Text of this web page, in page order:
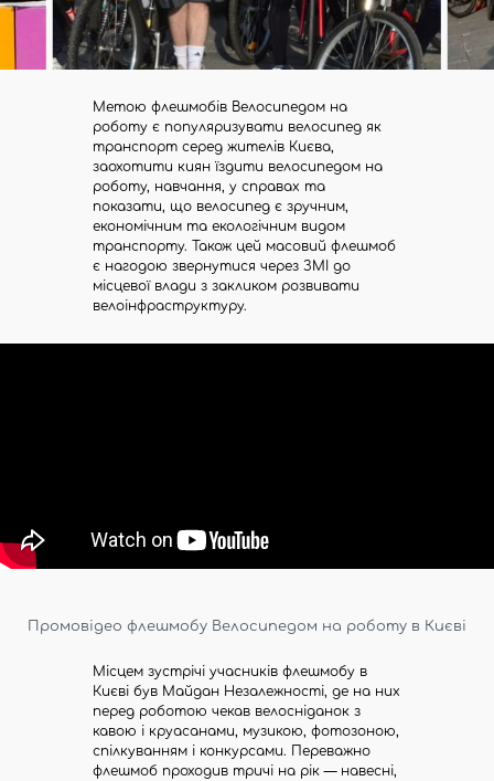
Київ,
вул.
Метою флешмобів Велосипедом на
роботу є популяризувати велосипед як
транспорт серед жителів Києва,
заохотити киян їздити велосипедом на
роботу, навчання, у справах та
показати, що велосипед є зручним,
економічним та екологічним видом
транспорту. Також цей масовий флешмоб
є нагодою звернутися через ЗМІ до
місцевої влади з закликом розвивати
велоінфраструктуру.
Промовідео флешмобу Велосипедом на роботу в Києві
Місцем зустрічі учасників флешмобу в
Києві був Майдан Незалежності, де на них
перед роботою чекав велосніданок з
кавою і круасанами, музикою, фотозоною,
спілкуванням і конкурсами. Переважно
флешмоб проходив тричі на рік — навесні,